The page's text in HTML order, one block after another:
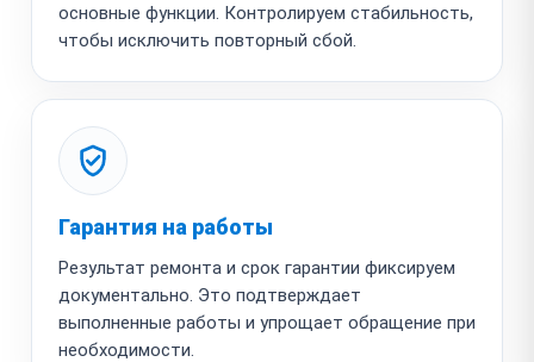
основные функции. Контролируем стабильность,
чтобы исключить повторный сбой.
Гарантия на работы
Результат ремонта и срок гарантии фиксируем
документально. Это подтверждает
выполненные работы и упрощает обращение при
необходимости.